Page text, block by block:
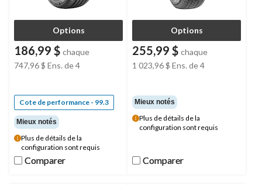
Options
186,99 $ chaque
747,96 $ Ens. de 4
Cote de performance - 99.3
Mieux notés
Plus de détails de la
configuration sont requis
Comparer
Comparer
Options
255,99 $ chaque
1 023,96 $ Ens. de 4
Mieux notés
Plus de détails de la
configuration sont requis
Comparer
Comparer